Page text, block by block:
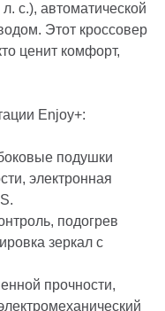
с.), автоматической
Этот кроссовер
ценит комфорт,
Enjoy+:
подушки
электронная
подогрев
зеркал с
прочности,